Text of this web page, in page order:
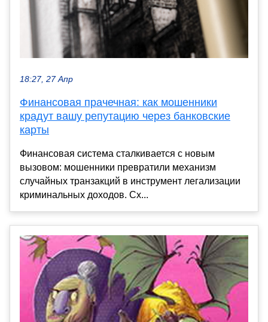
18:27, 27 Апр
Финансовая прачечная: как мошенники
крадут вашу репутацию через банковские
карты
Финансовая система сталкивается с новым
вызовом: мошенники превратили механизм
случайных транзакций в инструмент легализации
криминальных доходов. Сх...